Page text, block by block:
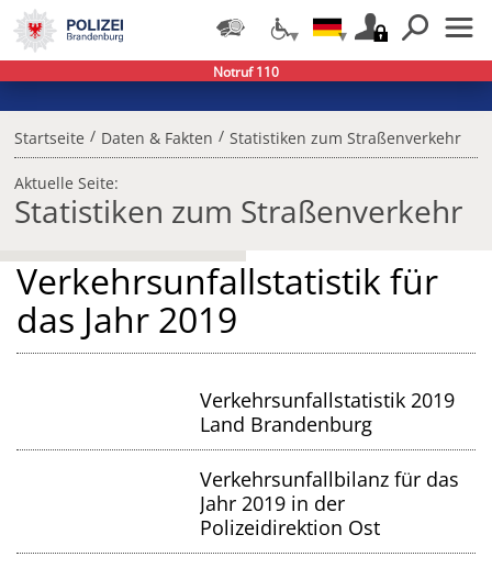
Startseite / Daten & Fakten / Statistiken zum Straßenverkehr
Aktuelle Seite:
Statistiken zum Straßenverkehr
Verkehrsunfallstatistik für
das Jahr 2019
Verkehrsunfallstatistik 2019
Land Brandenburg
Verkehrsunfallbilanz für das
Jahr 2019 in der
Polizeidirektion Ost
Notruf 110